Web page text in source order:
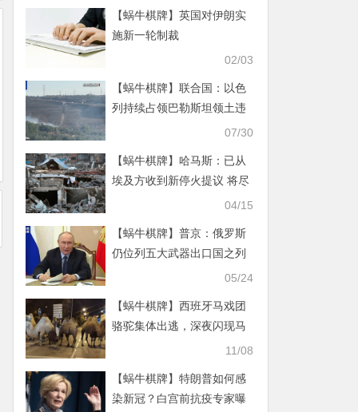
【蜗牛棋牌】英国对伊朗实
施新一轮制裁
02/03
【蜗牛棋牌】联合国：以色
列持续占领巴勒斯坦领土违
07/30
【蜗牛棋牌】哈马斯：已从
埃及方收到新停火提议 将尽
04/15
【蜗牛棋牌】普京：俄罗斯
仍位列五大武器出口国之列
05/24
【蜗牛棋牌】西班牙马戏团
骆驼集体出逃，深夜闪现马
11/08
【蜗牛棋牌】特朗普如何感
染新冠？白宫前抗疫专家曝